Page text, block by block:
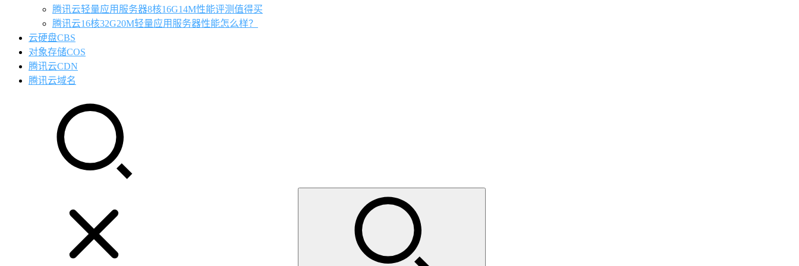
腾讯云轻量应用服务器8核16G14M性能评测值得买
腾讯云16核32G20M轻量应用服务器性能怎么样？
云硬盘CBS
对象存储COS
腾讯云CDN
腾讯云域名